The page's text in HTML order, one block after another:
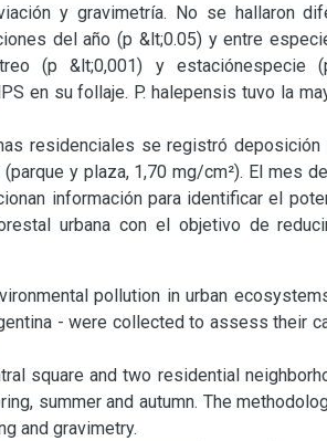
y gravimetría. No se hallaron
del año (p &lt;0.05) y entre
(p &lt;0,001) y estaciónespecie
en su follaje. P. halepensis tuvo la
residenciales se registró deposición
y plaza, 1,70 mg/cm²). El mes
información para identificar el
urbana con el objetivo de reducir
pollution in urban
- were collected to assess their
square and two residential
summer and autumn. The
and gravimetry.